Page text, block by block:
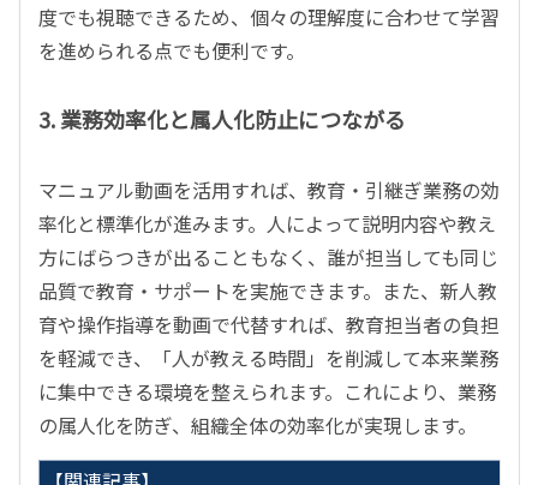
度でも視聴できるため、個々の理解度に合わせて学習
を進められる点でも便利です。
3. 業務効率化と属人化防止につながる
マニュアル動画を活用すれば、教育・引継ぎ業務の効
率化と標準化が進みます。人によって説明内容や教え
方にばらつきが出ることもなく、誰が担当しても同じ
品質で教育・サポートを実施できます。また、新人教
育や操作指導を動画で代替すれば、教育担当者の負担
を軽減でき、「人が教える時間」を削減して本来業務
に集中できる環境を整えられます。これにより、業務
の属人化を防ぎ、組織全体の効率化が実現します。